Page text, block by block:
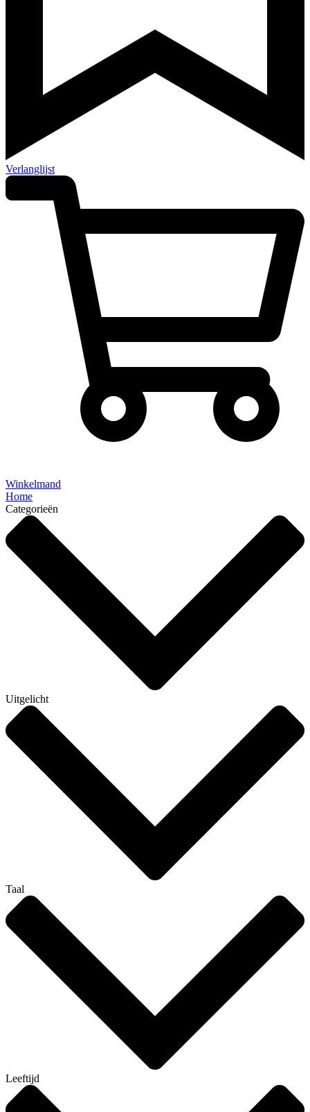
Verlanglijst
Winkelmand
Home
Categorieën
Uitgelicht
Taal
Leeftijd